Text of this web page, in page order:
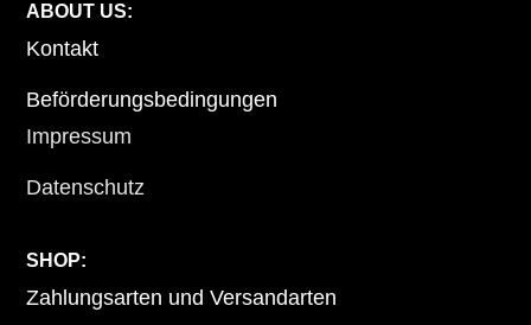
ABOUT US:
Kontakt
Beförderungsbedingungen
Impressum
Datenschutz
SHOP:
Zahlungsarten und Versandarten